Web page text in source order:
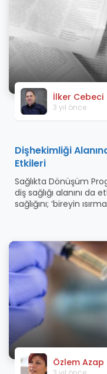
İlker Cebeci
3 yıl önce
Dişhekimliği
Etkileri
Sağlıkta Dönüşüm
diş sağlığı alanını da
sağlığını; ‘bireyin
Özlem Azap